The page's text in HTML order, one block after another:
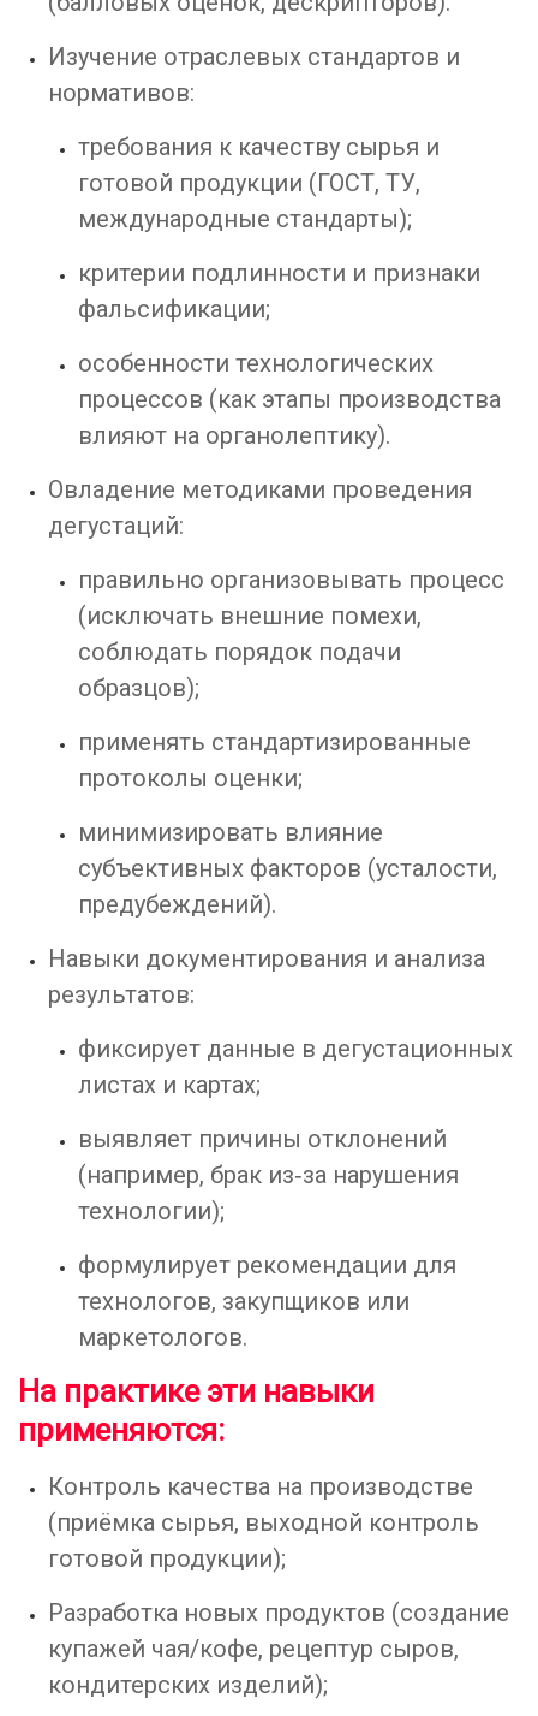
Изучение отраслевых стандартов и
нормативов:
требования к качеству сырья и
готовой продукции (ГОСТ, ТУ,
международные стандарты);
критерии подлинности и признаки
фальсификации;
особенности технологических
процессов (как этапы производства
влияют на органолептику).
Овладение методиками проведения
дегустаций:
правильно организовывать процесс
(исключать внешние помехи,
соблюдать порядок подачи
образцов);
применять стандартизированные
протоколы оценки;
минимизировать влияние
субъективных факторов (усталости,
предубеждений).
Навыки документирования и анализа
результатов:
фиксирует данные в дегустационных
листах и картах;
выявляет причины отклонений
(например, брак из‑за нарушения
технологии);
формулирует рекомендации для
технологов, закупщиков или
маркетологов.
На практике эти навыки
применяются:
Контроль качества на производстве
(приёмка сырья, выходной контроль
готовой продукции);
Разработка новых продуктов (создание
купажей чая/кофе, рецептур сыров,
кондитерских изделий);